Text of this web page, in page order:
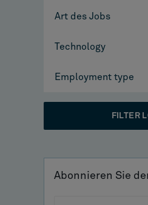
Art des Jobs
Technology
Employment type
FILTER
Abonnieren Sie